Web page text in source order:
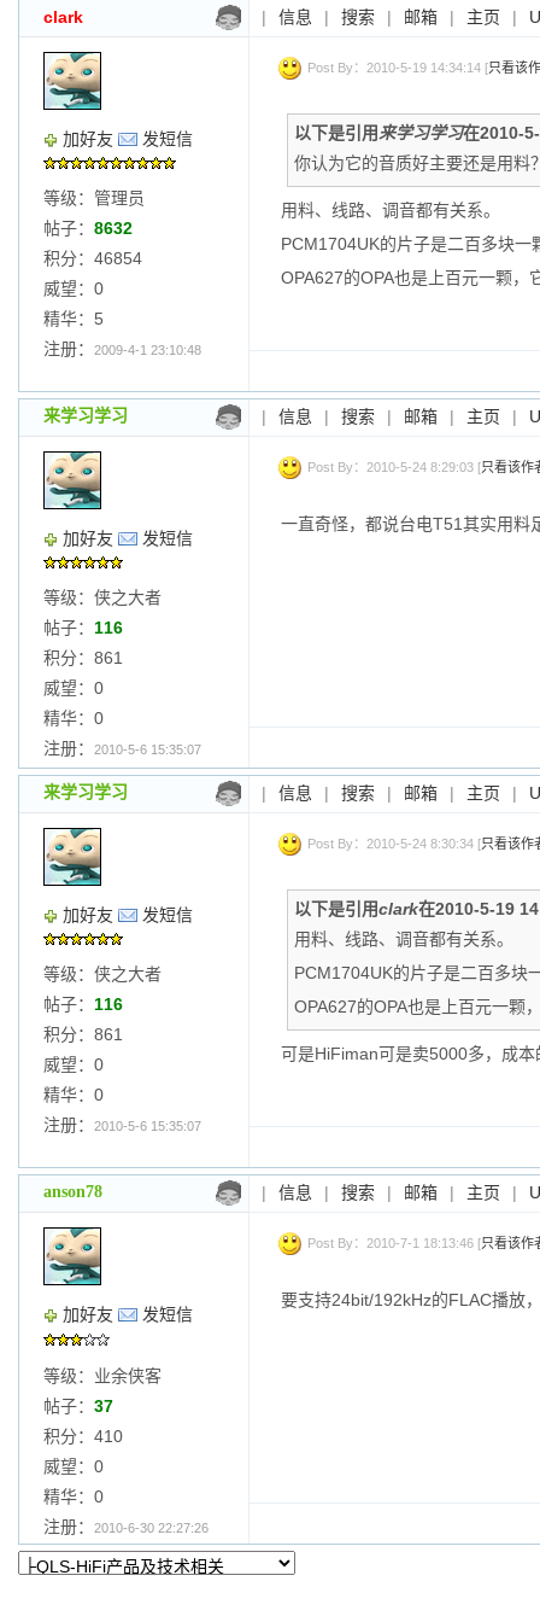
clark | 信息 | 搜索 | 邮箱 | 主页 |
加好友 发短信
等级：管理员
帖子： 8632
积分：46854
威望：0
精华：5
注册：
2009-4-1 23:10:48
Post By：2010-5-19 14:34:14 [只看该
以下是引用来学习学习在2010-
你认为它的音质好主要还是用料
用料、线路、调音都有关系。
PCM1704UK的片子是二百多块一
OPA627的OPA也是上百元一颗，
来学习学习 | 信息 | 搜索 | 邮箱 | 主页 |
加好友 发短信
等级：侠之大者
帖子： 116
积分：861
威望：0
精华：0
注册：
2010-5-6 15:35:07
Post By：2010-5-24 8:29:03 [只看该作
一直奇怪，都说台电T51其实用料
来学习学习 | 信息 | 搜索 | 邮箱 | 主页 |
加好友 发短信
等级：侠之大者
帖子： 116
积分：861
威望：0
精华：0
注册：
2010-5-6 15:35:07
Post By：2010-5-24 8:30:34 [只看该作
以下是引用clark在2010-5-19
用料、线路、调音都有关系。
PCM1704UK的片子是二百多块
OPA627的OPA也是上百元一颗
可是HiFiman可是卖5000多，成
anson78 | 信息 | 搜索 | 邮箱 | 主页 |
加好友 发短信
等级：业余侠客
帖子： 37
积分：410
威望：0
精华：0
注册：
2010-6-30 22:27:26
Post By：2010-7-1 18:13:46 [只看该作
要支持24bit/192kHz的FLAC播放